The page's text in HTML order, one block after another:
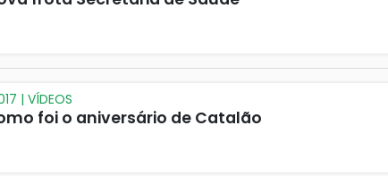
| VÍDEOS
foi o aniversário de Catalão